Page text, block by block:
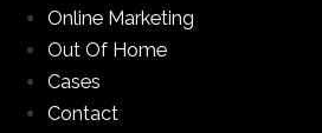
Online Marketing
Out Of Home
Cases
Contact